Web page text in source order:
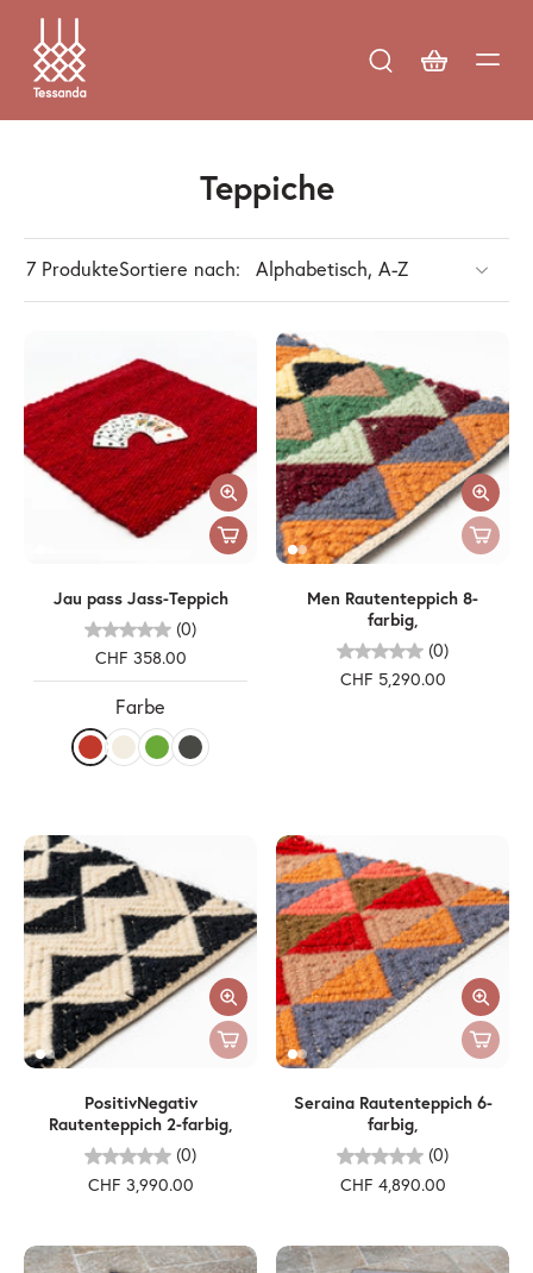
Teppiche
7 ProdukteSortiere nach:
Jau pass Jass-Teppich
(0)
CHF 358.00
Farbe
Men Rautenteppich 8-
farbig,
(0)
CHF 5,290.00
PositivNegativ
Rautenteppich 2-farbig,
(0)
CHF 3,990.00
Seraina Rautenteppich 6-
farbig,
(0)
CHF 4,890.00